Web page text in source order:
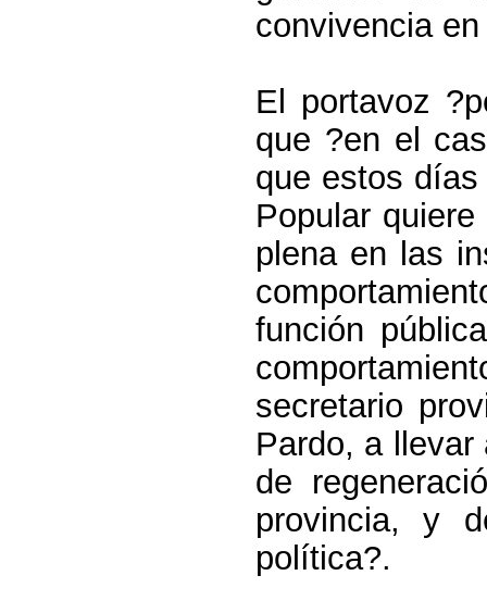
convivencia
El portavoz
que ?en el
que estos
Popular
plena en las
función
secretario
Pardo, a
de
provincia, y
política?.